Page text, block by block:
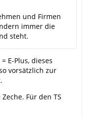
und Firmen
immer die
steht.
E-Plus, dieses
vorsätzlich zur
Für den TS